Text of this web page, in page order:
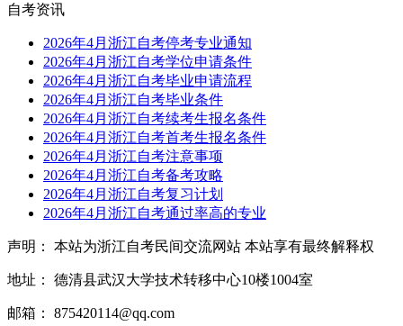
自考资讯
2026年4月浙江自考停考专业通知
2026年4月浙江自考学位申请条件
2026年4月浙江自考毕业申请流程
2026年4月浙江自考毕业条件
2026年4月浙江自考续考生报名条件
2026年4月浙江自考首考生报名条件
2026年4月浙江自考注意事项
2026年4月浙江自考备考攻略
2026年4月浙江自考复习计划
2026年4月浙江自考通过率高的专业
声明： 本站为浙江自考民间交流网站 本站享有最终解释权
地址： 德清县武汉大学技术转移中心10楼1004室
邮箱： 875420114@qq.com